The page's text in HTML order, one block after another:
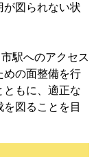
が図られない状
のアクセス
めの面整備を行
ともに、適正な
図ることを目